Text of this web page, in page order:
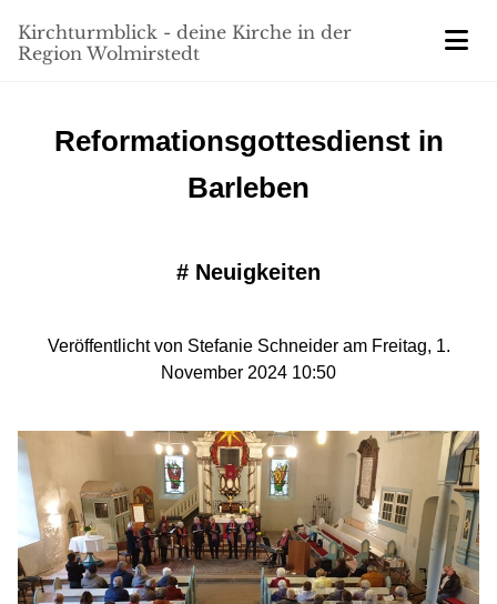
Kirchturmblick - deine Kirche in der
Region Wolmirstedt
Reformationsgottesdienst in
Barleben
# Neuigkeiten
Veröffentlicht von Stefanie Schneider am Freitag, 1.
November 2024 10:50